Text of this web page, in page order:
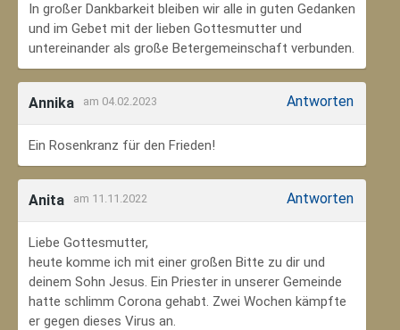
In großer Dankbarkeit bleiben wir alle in guten Gedanken
und im Gebet mit der lieben Gottesmutter und
untereinander als große Betergemeinschaft verbunden.
Annika am 04.02.2023 Antworten
Ein Rosenkranz für den Frieden!
Anita am 11.11.2022 Antworten
Liebe Gottesmutter,
heute komme ich mit einer großen Bitte zu dir und
deinem Sohn Jesus. Ein Priester in unserer Gemeinde
hatte schlimm Corona gehabt. Zwei Wochen kämpfte
er gegen dieses Virus an.